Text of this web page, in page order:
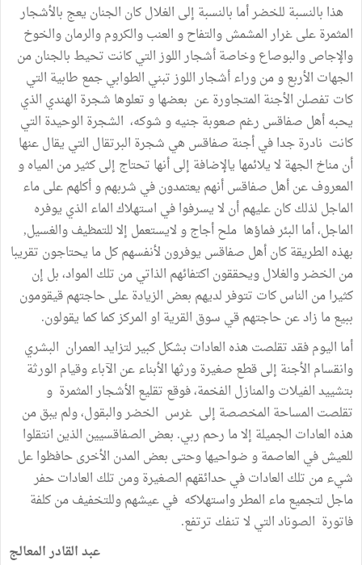
هذا بالنسبة للخضر أما بالنسبة إلى الغلال كان الجنان يعج بالأشجار
المثمرة على غرار المشمش والتفاح و العنب والكروم والرمان والخوخ
والإجاص والبوصاع وخاصة أشجار اللوز التي كانت تحيط بالجنان من
الجهات الأربع و من وراء أشجار اللوز تبني الطوابي جمع طابية التي
كات تفصلن الأجنة المتجاورة عن بعضها و تعلوها شجرة الهندي الذي
يحبه أهل صفاقس رغم صعوبة جنيه و شوكه، الشجرة الوحيدة التي
كانت نادرة جدا في أجنة صفاقس هي شجرة البرتقال التي يقال عنها
أن مناخ الجهة لا يلائمها يالإضافة إلى أنها تحتاج إلى كثير من المياه و
المعروف عن أهل صفاقس أنهم يعتمدون في شربهم و أكلهم على ماء
الماجل لذلك كان عليهم أن لا يسرفوا في استهلاك الماء الذي يوفره
الماجل، أما البئر فماؤها ملح أجاج و لايستعمل إلا للتمظيف والغسيل,
بهذه الطريقة كان أهل صفاقس يوفرون لأنفسهم كل ما يحتاجون تقريبا
من الخضر والغلال ويحققون اكتفائهم الذاتي من تلك المواد، بل إن
كثيرا من الناس كات تتوفر لديهم بعض الزيادة على حاجتهم قيقومون
ببيع ما زاد عن حاجتهم قي سوق القرية او المركز كما كما يقولون.
أما اليوم فقد تقلصت هذه العادات بشكل كبير لتزايد العمران البشري
وانقسام الأجنة إلى قطع صغيرة ورثها الأبناء عن الآباء وقيام الورثة
بتشييد الفيلات والمنازل الفخمة، فوقع تقليع الأشجار المثمرة و
تقلصت المساحة المخصصة إلى غرس الخضر والبقول، ولم يبق من
هذه العادات الجميلة إلا ما رحم ربي. بعض الصفاقسيين الذين انتقلوا
للعيش في العاصمة و ضواحيها وحتى بعض المدن الأخرى حافظوا عل
شيء من تلك العادات في حدائقهم الصغيرة ومن تلك العادات حفر
ماجل لتجميع ماء المطر واستهلاكه في عيشهم وللتخفيف من كلفة
فاتورة الصوناد التي لا تنفك ترتفع.
عبد القادر المعالج